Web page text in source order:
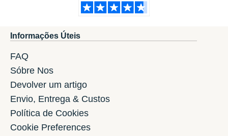
Informações Úteis
FAQ
Sóbre Nos
Devolver um artigo
Envio, Entrega & Custos
Política de Cookies
Cookie Preferences